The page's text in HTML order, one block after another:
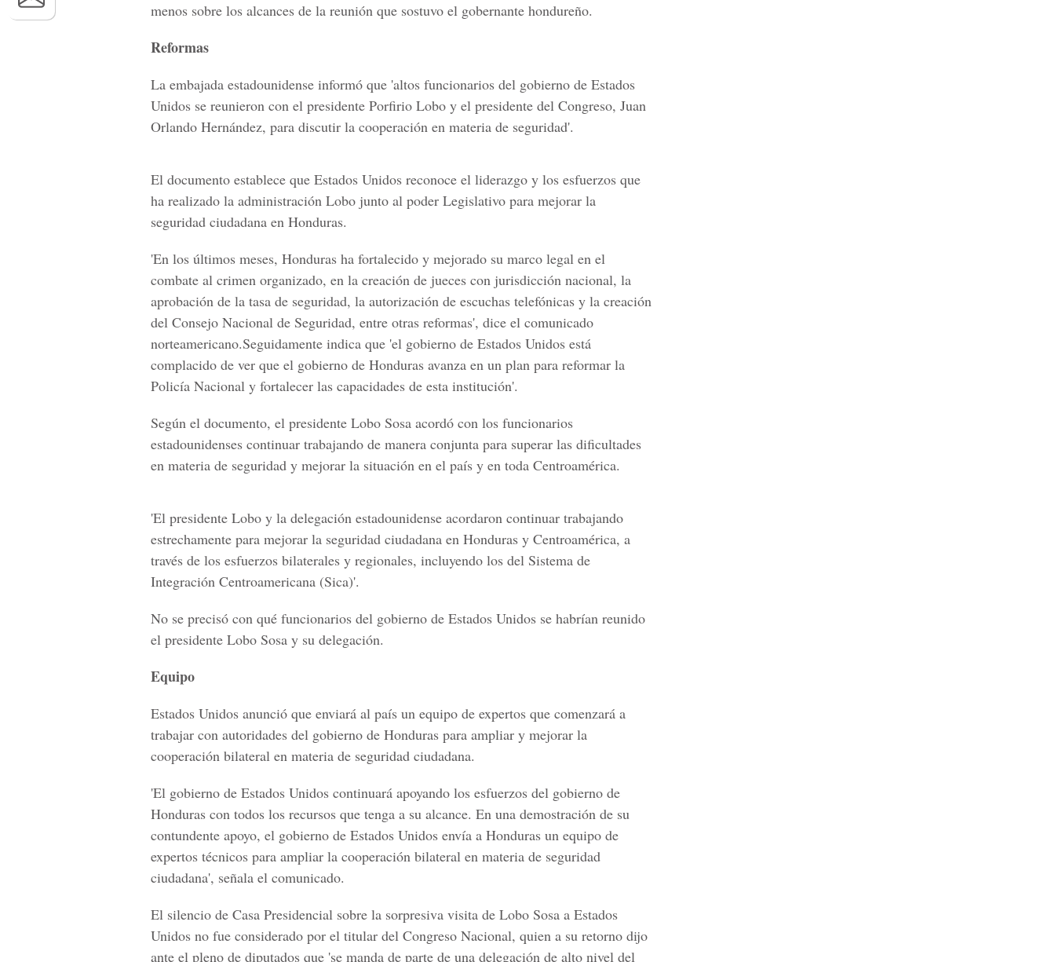
menos sobre los alcances de la reunión que sostuvo el gobernante hondureño.
Reformas
La embajada estadounidense informó que 'altos funcionarios del gobierno de Estados
Unidos se reunieron con el presidente Porfirio Lobo y el presidente del Congreso, Juan
Orlando Hernández, para discutir la cooperación en materia de seguridad'.
El documento establece que Estados Unidos reconoce el liderazgo y los esfuerzos que
ha realizado la administración Lobo junto al poder Legislativo para mejorar la
seguridad ciudadana en Honduras.
'En los últimos meses, Honduras ha fortalecido y mejorado su marco legal en el
combate al crimen organizado, en la creación de jueces con jurisdicción nacional, la
aprobación de la tasa de seguridad, la autorización de escuchas telefónicas y la creación
del Consejo Nacional de Seguridad, entre otras reformas', dice el comunicado
norteamericano.Seguidamente indica que 'el gobierno de Estados Unidos está
complacido de ver que el gobierno de Honduras avanza en un plan para reformar la
Policía Nacional y fortalecer las capacidades de esta institución'.
Según el documento, el presidente Lobo Sosa acordó con los funcionarios
estadounidenses continuar trabajando de manera conjunta para superar las dificultades
en materia de seguridad y mejorar la situación en el país y en toda Centroamérica.
'El presidente Lobo y la delegación estadounidense acordaron continuar trabajando
estrechamente para mejorar la seguridad ciudadana en Honduras y Centroamérica, a
través de los esfuerzos bilaterales y regionales, incluyendo los del Sistema de
Integración Centroamericana (Sica)'.
No se precisó con qué funcionarios del gobierno de Estados Unidos se habrían reunido
el presidente Lobo Sosa y su delegación.
Equipo
Estados Unidos anunció que enviará al país un equipo de expertos que comenzará a
trabajar con autoridades del gobierno de Honduras para ampliar y mejorar la
cooperación bilateral en materia de seguridad ciudadana.
'El gobierno de Estados Unidos continuará apoyando los esfuerzos del gobierno de
Honduras con todos los recursos que tenga a su alcance. En una demostración de su
contundente apoyo, el gobierno de Estados Unidos envía a Honduras un equipo de
expertos técnicos para ampliar la cooperación bilateral en materia de seguridad
ciudadana', señala el comunicado.
El silencio de Casa Presidencial sobre la sorpresiva visita de Lobo Sosa a Estados
Unidos no fue considerado por el titular del Congreso Nacional, quien a su retorno dijo
ante el pleno de diputados que 'se manda de parte de una delegación de alto nivel del